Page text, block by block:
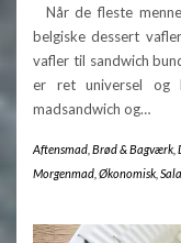
Når de fleste
belgiske dessert
vafler til sandwich
er ret universel og
madsandwich og…
Aftensmad Brød & Bagværk
Morgenmad Økonomisk